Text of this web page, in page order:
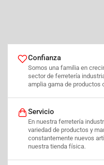
Confianza
Somos una familia en
sector de ferretería
amplia gama de productos
Servicio
En nuestra ferretería
variedad de productos y
constantemente nuevos
nuestra tienda física.